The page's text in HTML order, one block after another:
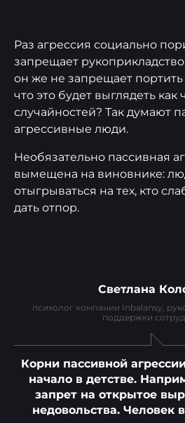
Раз агрессия социально
запрещает
он же не запрещает портить
что это будет выглядеть как
случайностей? Так думают
агрессивные люди.
Необязательно пассивная
вымещена на виновнике:
отыгрываться на тех, кто
дать отпор.
Светлана
психолог компании Inbalansy,
поддержки
Корни пассивной
начало в детстве.
запрет на открытое
недовольства. Человек